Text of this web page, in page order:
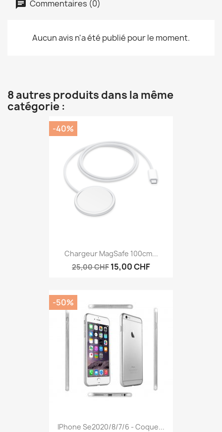
Commentaires (0)
Aucun avis n'a été publié pour le moment.
8 autres produits dans la même
catégorie :
Chargeur MagSafe 100cm...
25,00 CHF 15,00 CHF
-40%
IPhone Se2020/8/7/6 - Coque...
-50%